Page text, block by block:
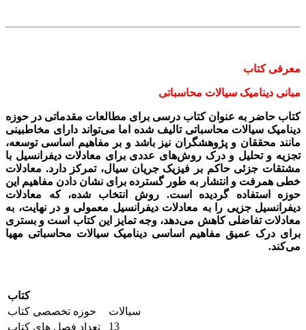
معرفی کتاب
مبانی دینامیک سیالات محاسباتی
کتاب حاضر به عنوان کتاب درسی برای مطالعات مقدماتی در حوزه
دینامیک سیالات محاسباتی تالیف شده اما می­‌تواند دارای مخاطبینی
مانند محققان و پژوهشگران نیز باشد و بر مفاهیم اساسی توسعه،
تجزیه و تحلیل و درک روش‌های عددی برای معادلات دیفرانسیل با
مشتقات جزئی حاکم بر فیزیک جریان سیال، تمرکز دارد. معادلات
خطی همرفت و انتشار به طور گسترده برای نشان دادن مفاهیم این
حوزه استفاده گردیده است. روش انتخاب شده، که معادلات
دیفرانسیل جزیی را به معادلات دیفرانسیل معمولی و در نهایت، به
معادلات تفاضلی کاهش می‌دهد، وجه تمایز این کتاب است و بستری
برای درک عمیق مفاهیم اساسی دینامیک سیالات محاسباتی مهیا
می‌­کند.
کتاب
حوزه تخصصی کتاب
سیالات
تعداد فصل های کتاب
13